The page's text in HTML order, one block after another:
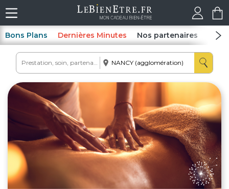
Bons Plans Dernières Minutes Nos partenaires Spas